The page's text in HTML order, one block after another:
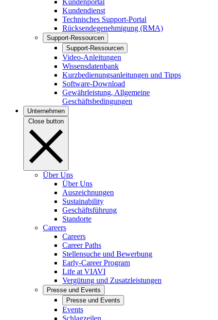
Kundenportal
Kundendienst
Technisches Support-Portal
Rücksendegenehmigung (RMA)
Support-Ressourcen
Support-Ressourcen
Video-Anleitungen
Wissensdatenbank
Kurzbedienungsanleitungen und Tipps
Software-Download
Gewährleistung, Allgemeine
Geschäftsbedingungen
Unternehmen
Close button
Über Uns
Über Uns
Auszeichnungen
Sustainability
Geschäftsführung
Standorte
Careers
Careers
Career Paths
Stellensuche und Bewerbung
Early-Career Program
Life at VIAVI
Vergütung und Zusatzleistungen
Presse und Events
Presse und Events
Events